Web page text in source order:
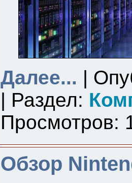
Далее... |
| Раздел:
Просмотров:
Обзор